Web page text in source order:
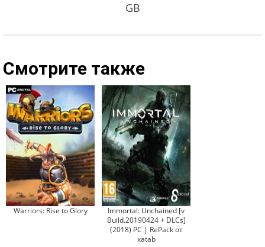
GB
Смотрите также
Warriors: Rise to Glory
Immortal: Unchained [v
Build.20190424 + DLCs]
(2018) PC | RePack от
xatab